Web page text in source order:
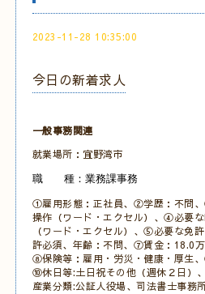
2023-11-28 10:35:00
今日の新着求人
一般事務関連
就業場所：宜野湾市
職 種：業務課事務
①雇用形態：正社員、②学歴：不問
操作（ワード・エクセル）、④必要
（ワード・エクセル）、⑤必要な免
許必須、年齢：不問、⑦賃金：18.0万
⑧保険等：雇用・労災・健康・厚生
⑩休日等:土日祝その他（週休２日）
産業分類:公証人役場、司法書士事務